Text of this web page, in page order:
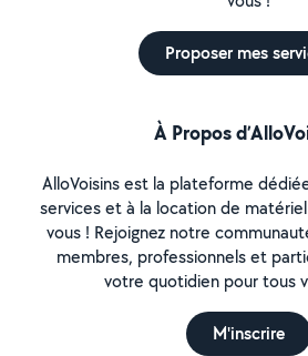
Proposer mes
À Propos
AlloVoisins est la plateforme
services et à la location de
vous ! Rejoignez notre
membres, professionnels et
votre quotidien pour tous
M'inscrire